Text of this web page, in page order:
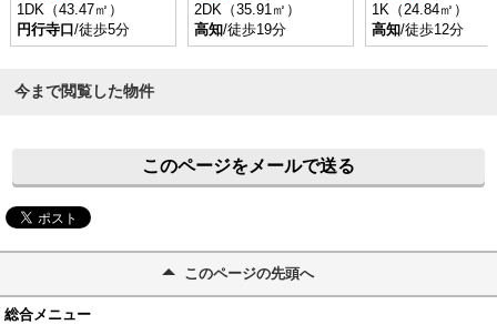
1DK（43.47㎡）
円行寺口/徒歩5分
2DK（35.91㎡）
高知/徒歩19分
1K（24.84㎡）
高知/徒歩12分
今まで閲覧した物件
このページをメールで送る
このページの先頭へ
総合メニュー